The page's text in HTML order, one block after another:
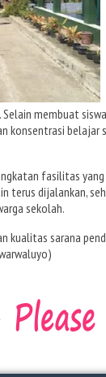
membuat
konsentrasi belajar
fasilitas
terus dijalankan,
sekolah.
kualitas sarana